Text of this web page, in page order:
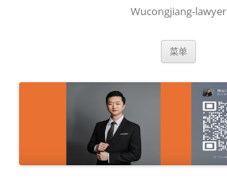
Wucongjiang-lawyer
菜单
文